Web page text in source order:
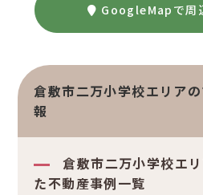
GoogleMapで周
倉敷市二万小学校エリア
報
倉敷市二万小学校エ
た不動産事例一覧